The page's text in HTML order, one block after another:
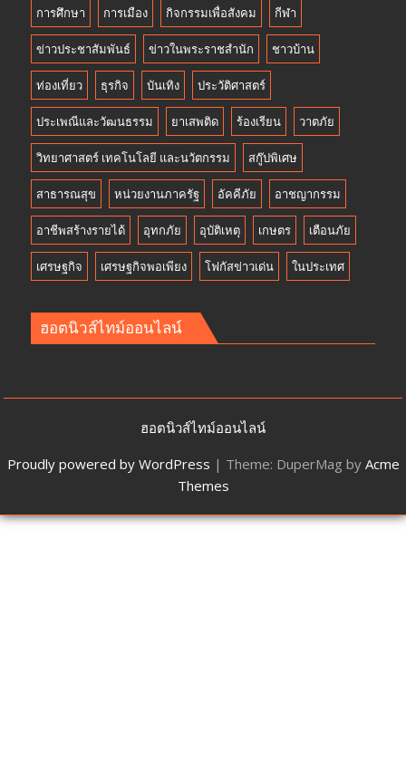
การศึกษา การเมือง กิจกรรมเพื่อสังคม กีฬา
ข่าวประชาสัมพันธ์ ข่าวในพระราชสำนัก ชาวบ้าน
ท่องเที่ยว ธุรกิจ บันเทิง ประวัติศาสตร์
ประเพณีและวัฒนธรรม ยาเสพติด ร้องเรียน วาตภัย
วิทยาศาสตร์ เทคโนโลยี และนวัตกรรม สกู๊ปพิเศษ
สาธารณสุข หน่วยงานภาครัฐ อัคคีภัย อาชญากรรม
อาชีพสร้างรายได้ อุทกภัย อุบัติเหตุ เกษตร เตือนภัย
เศรษฐกิจ เศรษฐกิจพอเพียง โฟกัสข่าวเด่น ในประเทศ
ฮอตนิวส์ไทม์ออนไลน์
ฮอตนิวส์ไทม์ออนไลน์
Proudly powered by WordPress | Theme: DuperMag by Acme
Themes